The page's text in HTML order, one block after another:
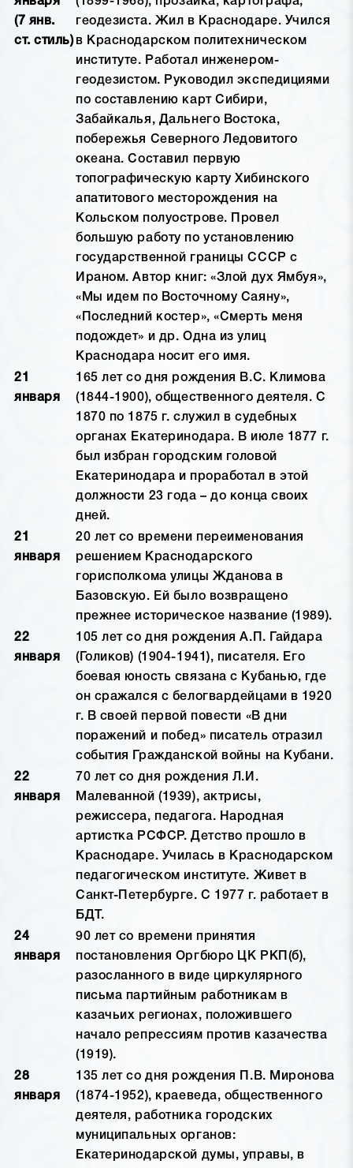
(7 янв.
ст. стиль)
геодезиста. Жил в Краснодаре. Учился
в Краснодарском политехническом
институте. Работал инженером-
геодезистом. Руководил экспедициями
по составлению карт Сибири,
Забайкалья, Дальнего Востока,
побережья Северного Ледовитого
океана. Составил первую
топографическую карту Хибинского
апатитового месторождения на
Кольском полуострове. Провел
большую работу по установлению
государственной границы СССР с
Ираном. Автор книг: «Злой дух Ямбуя»,
«Мы идем по Восточному Саяну»,
«Последний костер», «Смерть меня
подождет» и др. Одна из улиц
Краснодара носит его имя.
21
января
165 лет со дня рождения В.С. Климова
(1844-1900), общественного деятеля. С
1870 по 1875 г. служил в судебных
органах Екатеринодара. В июле 1877 г.
был избран городским головой
Екатеринодара и проработал в этой
должности 23 года – до конца своих
дней.
21
января
20 лет со времени переименования
решением Краснодарского
горисполкома улицы Жданова в
Базовскую. Ей было возвращено
прежнее историческое название (1989).
22
января
105 лет со дня рождения А.П. Гайдара
(Голиков) (1904-1941), писателя. Его
боевая юность связана с Кубанью, где
он сражался с белогвардейцами в 1920
г. В своей первой повести «В дни
поражений и побед» писатель отразил
события Гражданской войны на Кубани.
22
января
70 лет со дня рождения Л.И.
Малеванной (1939), актрисы,
режиссера, педагога. Народная
артистка РСФСР. Детство прошло в
Краснодаре. Училась в Краснодарском
педагогическом институте. Живет в
Санкт-Петербурге. С 1977 г. работает в
БДТ.
24
января
90 лет со времени принятия
постановления Оргбюро ЦК РКП(б),
разосланного в виде циркулярного
письма партийным работникам в
казачьих регионах, положившего
начало репрессиям против казачества
(1919).
28
января
135 лет со дня рождения П.В. Миронова
(1874-1952), краеведа, общественного
деятеля, работника городских
муниципальных органов:
Екатеринодарской думы, управы, в